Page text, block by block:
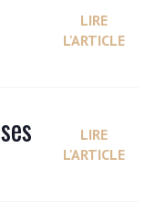
LIRE
L'ARTICLE
LIRE
L'ARTICLE